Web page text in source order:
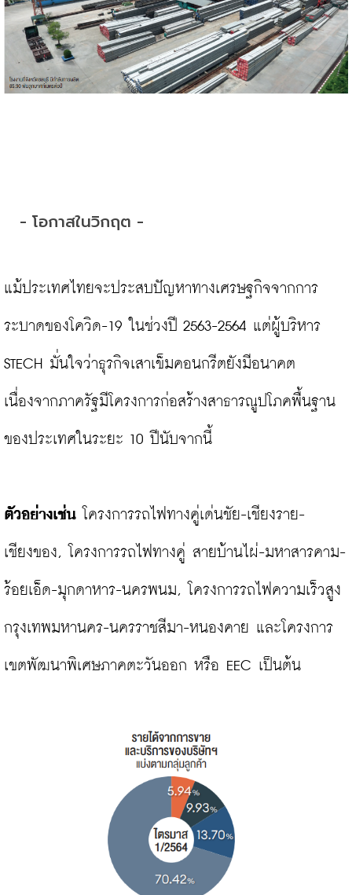
- โอกาสในวิกฤต -
แม้ประเทศไทยจะประสบปัญหาทางเศรษฐกิจจากการ
ระบาดของโควิด-19 ในช่วงปี 2563-2564 แต่ผู้บริหาร
STECH มั่นใจว่าธุรกิจเสาเข็มคอนกรีตยังมีอนาคต
เนื่องจากภาครัฐมีโครงการก่อสร้างสาธารณูปโภคพื้นฐาน
ของประเทศในระยะ 10 ปีนับจากนี้
ตัวอย่างเช่น โครงการรถไฟทางคู่เด่นชัย-เชียงราย-
เชียงของ, โครงการรถไฟทางคู่ สายบ้านไผ่-มหาสารคาม-
ร้อยเอ็ด-มุกดาหาร-นครพนม, โครงการรถไฟความเร็วสูง
กรุงเทพมหานคร-นครราชสีมา-หนองคาย และโครงการ
เขตพัฒนาพิเศษภาคตะวันออก หรือ EEC เป็นต้น